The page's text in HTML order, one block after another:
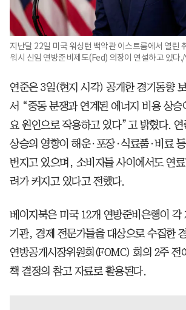
지난달 22일 미국 워싱턴 백악관 이스트룸에서 열린
워시 신임 연방준비제도(Fed) 의장이 연설하고 있다
연준은 3일(현지 시각) 공개한 경기동향
서 “중동 분쟁과 연계된 에너지 비용 상승
요 원인으로 작용하고 있다”고 밝혔다.
상승의 영향이 해운·포장·식료품·비료
번지고 있으며, 소비자들 사이에서도 연
려가 커지고 있다고 전했다.
베이지북은 미국 12개 연방준비은행이 각
기관, 경제 전문가들을 대상으로 수집한
연방공개시장위원회(FOMC) 회의 2주 전
책 결정의 참고 자료로 활용된다.